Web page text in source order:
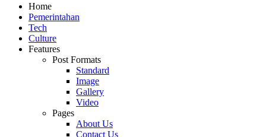
Home
Pemerintahan
Tech
Culture
Features
Post Formats
Standard
Image
Gallery
Video
Pages
About Us
Contact Us